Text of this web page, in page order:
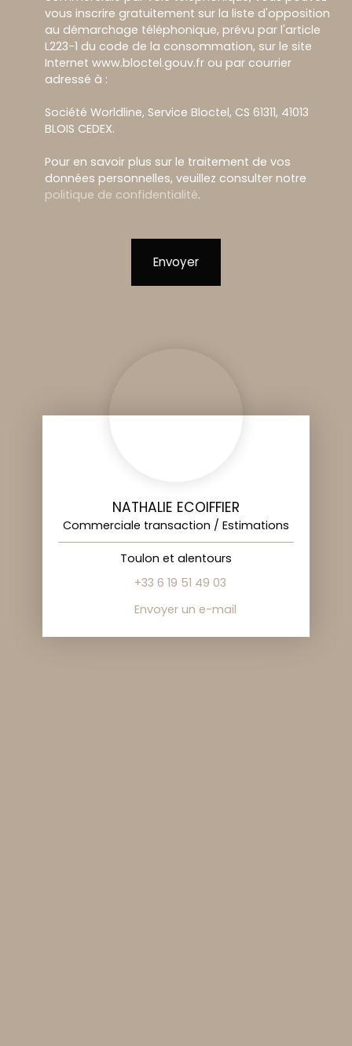
vous inscrire gratuitement sur la liste d'opposition
au démarchage téléphonique, prévu par l'article
L223-1 du code de la consommation, sur le site
Internet www.bloctel.gouv.fr ou par courrier
adressé à :
Société Worldline, Service Bloctel, CS 61311, 41013
BLOIS CEDEX.
Pour en savoir plus sur le traitement de vos
données personnelles, veuillez consulter notre
politique de confidentialité.
Envoyer
NATHALIE ECOIFFIER
Commerciale transaction / Estimations
Toulon et alentours
+33 6 19 51 49 03
Envoyer un e-mail